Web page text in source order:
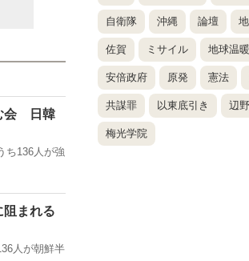
会 日韓
ち136人が強
まれる
人が朝鮮半
自衛隊 沖縄 論壇
佐賀 ミサイル 地球温
安倍政府 原発 憲法
共謀罪 以東底引き 辺
梅光学院